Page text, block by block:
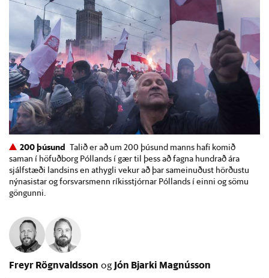
200 þúsund Talið er að um 200 þúsund manns hafi komið
saman í höfuðborg Póllands í gær til þess að fagna hundrað ára
sjálfstæði landsins en athygli vekur að þar sameinuðust hörðustu
nýnasistar og forsvarsmenn ríkisstjórnar Póllands í einni og sömu
göngunni.
Freyr Rögnvaldsson Jón Bjarki Magnússon